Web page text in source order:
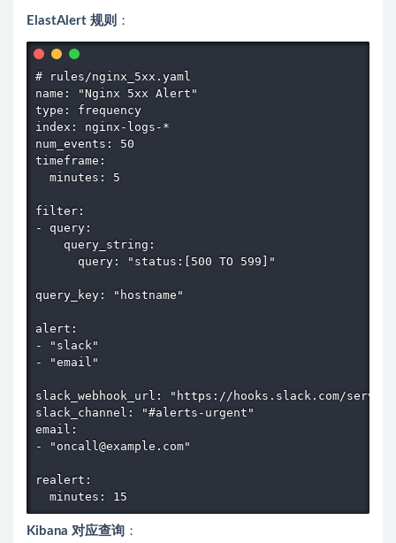
ElastAlert 规则 ：
# rules/nginx_5xx.yaml
name: "Nginx 5xx Alert"
type: frequency
index: nginx-logs-*
num_events: 50
timeframe:
  minutes: 5
filter:
- query:
    query_string:
      query: "status:[500 TO 599]"
query_key: "hostname"
alert:
- "slack"
- "email"
slack_webhook_url: "https://hooks.slack.com/
slack_channel: "#alerts-urgent"
email:
- "oncall@example.com"
realert:
  minutes: 15
Kibana 对应查询 ：